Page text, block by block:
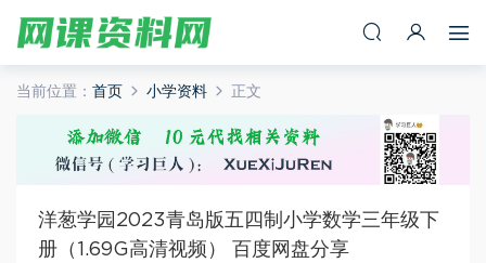
当前位置： 首页 小学资料 正文
洋葱学园2023青岛版五四制小学数学三年级下
册（1.69G高清视频） 百度网盘分享